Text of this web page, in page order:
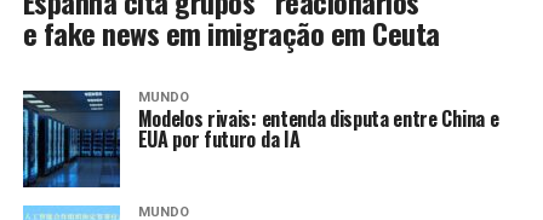
e fake news em imigração em Ceuta
MUNDO
Modelos rivais: entenda disputa entre China e
EUA por futuro da IA
MUNDO